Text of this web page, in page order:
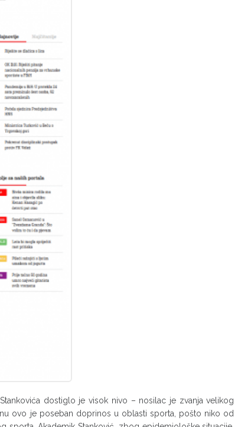
dostiglo je visok nivo – nosilac je zvanja velikog
ovo je poseban doprinos u oblasti sporta, pošto niko od